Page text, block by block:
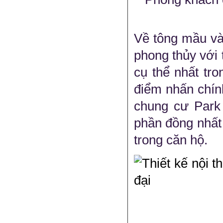
Về tông mầu
phong thủy với
cụ thể nhất
điểm nhấn
chung cư
phần đồng
trong căn hộ.